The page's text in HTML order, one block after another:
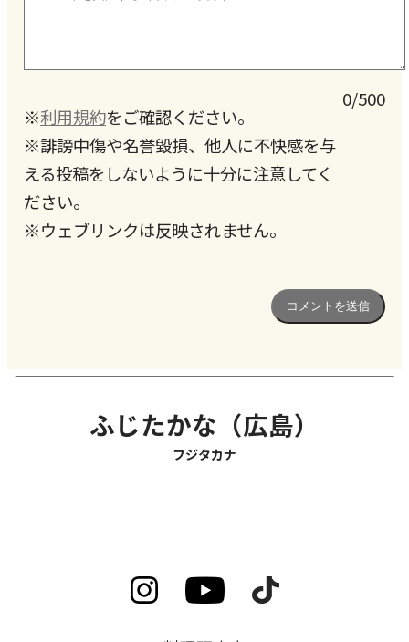
※利用規約をご確認ください。
※誹謗中傷や名誉毀損、他人に不快感を与
える投稿をしないように十分に注意してく
ださい。
※ウェブリンクは反映されません。
0/500
ふじたかな（広島）
フジタカナ